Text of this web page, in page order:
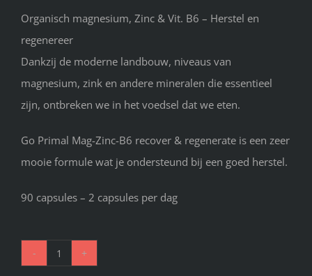
Organisch magnesium, Zinc & Vit. B6 – Herstel en
regenereer
Dankzij de moderne landbouw, niveaus van
magnesium, zink en andere mineralen die essentieel
zijn, ontbreken we in het voedsel dat we eten.
Go Primal Mag-Zinc-B6 recover & regenerate is een zeer
mooie formule wat je ondersteund bij een goed herstel.
90 capsules – 2 capsules per dag
Go